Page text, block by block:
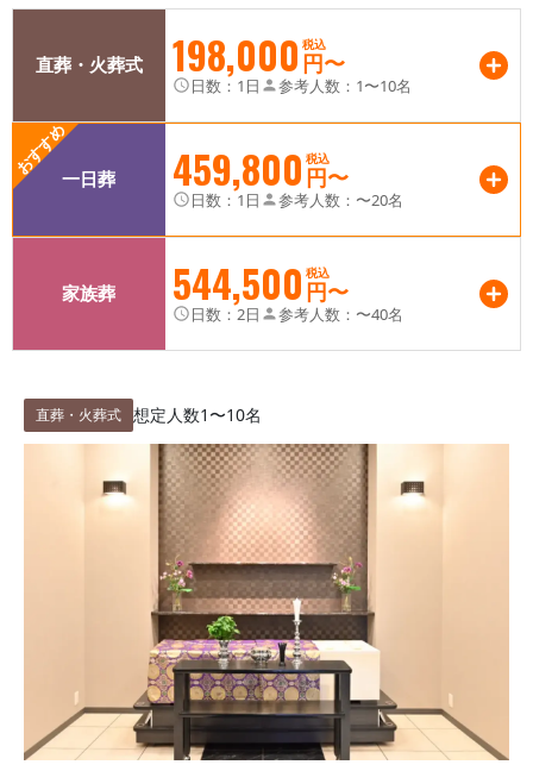
直葬・火葬式 198,000 税込
円〜
日数： 1日 参考人数： 1〜10名
おすすめ
一日葬 459,800 税込
円〜
日数： 1日 参考人数： 〜20名
家族葬 544,500 税込
円〜
日数： 2日 参考人数： 〜40名
直葬・火葬式 想定人数1〜10名